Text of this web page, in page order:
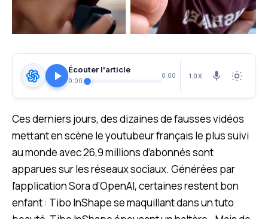
Écouter l'article
0:00
0:00 1.0X
Ces derniers jours, des dizaines de fausses vidéos
mettant en scène le youtubeur français le plus suivi
au monde avec 26,9 millions d’abonnés sont
apparues sur les réseaux sociaux. Générées par
l’application Sora d’OpenAI, certaines restent bon
enfant : Tibo InShape se maquillant dans un tuto